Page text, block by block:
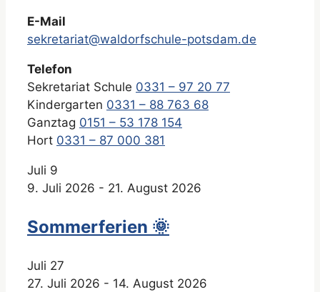
E-Mail
sekretariat@waldorfschule-potsdam.de
Telefon
Sekretariat Schule 0331 – 97 20 77
Kindergarten 0331 – 88 763 68
Ganztag 0151 – 53 178 154
Hort 0331 – 87 000 381
Juli 9
9. Juli 2026 - 21. August 2026
Sommerferien 🌞
Juli 27
27. Juli 2026 - 14. August 2026